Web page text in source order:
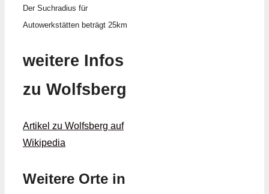
Der Suchradius für
Autowerkstätten beträgt 25km
weitere Infos
zu Wolfsberg
Artikel zu Wolfsberg auf
Wikipedia
Weitere Orte in